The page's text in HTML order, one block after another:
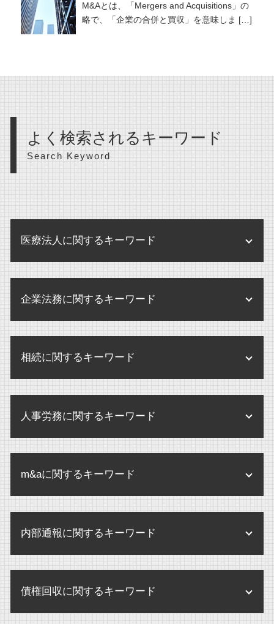
M&Aとは、「Mergers and Acquisitions」の
略で、「企業の合併と買収」を意味しま […]
よく検索されるキーワード
Search Keyword
医療法人に関するキーワード
医療法人
監査 病院
医療法人 監査
医療法人 登記事項
医療法人 中小企業
医療法人 とは
医療法人 弁護士
医療法人 開業医 違い
個別指導 医療機関
医療法人 法律
企業法務に関するキーワード
企業法務 あり方
企業 訴訟
内部規定 内部規程
環境 保全 企業
規程改定 改訂
企業間 訴訟
内部規定 とは
相続に関するキーワード
相続手続き
相続 弁護士
相続 争い
相続 アパート
遺留分 とは
遺産分割調停 期間
人事労務に関するキーワード
パワハラ 損害賠償
パワハラ 訴訟 企業
残業代 請求 弁護士
未払賃金 請求期間
解雇 未払い賃金 請求
m&aに関するキーワード
企業買収 注意点
株式交換 m&a
内部通報に関するキーワード
内部通報 外部通報 違い
内部通報
債権回収に関するキーワード